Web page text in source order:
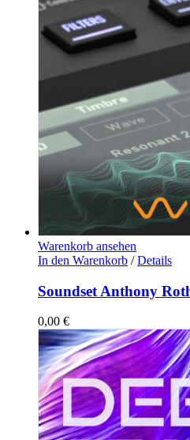
Warenkorb ansehen
In den Warenkorb / Details
Soundset Anthony
0,00 €